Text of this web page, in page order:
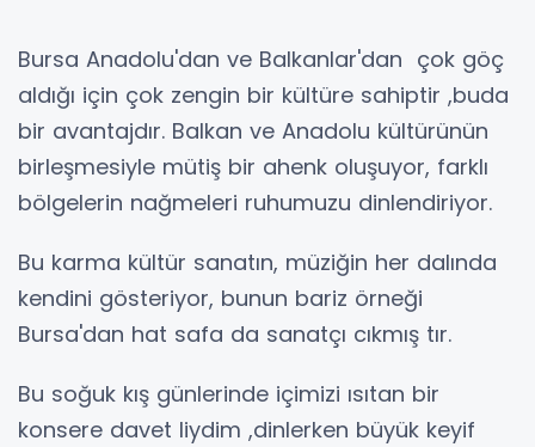
Bursa Anadolu'dan ve Balkanlar'dan çok göç
aldığı için çok zengin bir kültüre sahiptir ,buda
bir avantajdır. Balkan ve Anadolu kültürünün
birleşmesiyle mütiş bir ahenk oluşuyor, farklı
bölgelerin nağmeleri ruhumuzu dinlendiriyor.
Bu karma kültür sanatın, müziğin her dalında
kendini gösteriyor, bunun bariz örneği
Bursa'dan hat safa da sanatçı cıkmış tır.
Bu soğuk kış günlerinde içimizi ısıtan bir
konsere davet liydim ,dinlerken büyük keyif